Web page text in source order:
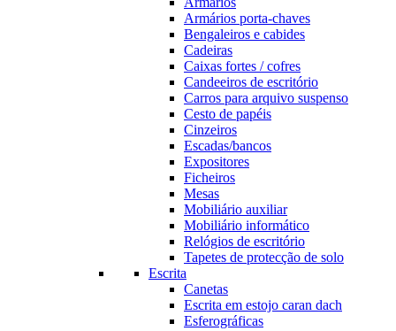
Armários porta-chaves
Bengaleiros e cabides
Cadeiras
Caixas fortes / cofres
Candeeiros de escritório
Carros para arquivo suspenso
Cesto de papéis
Cinzeiros
Escadas/bancos
Expositores
Ficheiros
Mesas
Mobiliário auxiliar
Mobiliário informático
Relógios de escritório
Tapetes de protecção de solo
Escrita
Canetas
Escrita em estojo caran dach
Esferográficas